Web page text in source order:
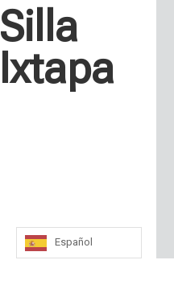
Silla
Ixtapa
Español